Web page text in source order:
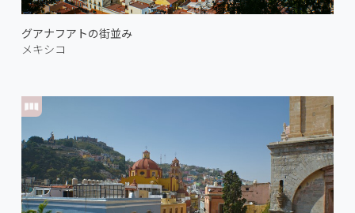
グアナフアトの街並み
メキシコ